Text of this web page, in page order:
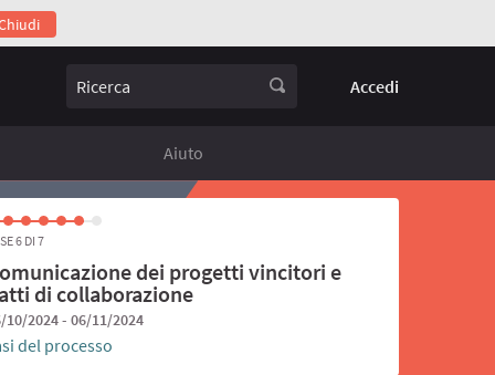
esterno)
Ricerca Accedi
Aiuto
6 DI 7
dei progetti vincitori e
di collaborazione
10/2024 - 06/11/2024
del processo